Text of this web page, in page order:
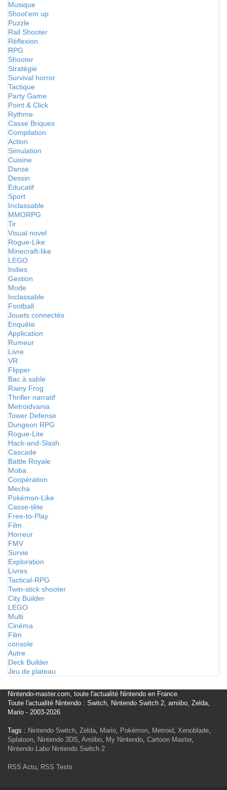
Musique
Shoot'em up
Puzzle
Rail Shooter
Réflexion
RPG
Shooter
Stratégie
Survival horror
Tactique
Party Game
Point & Click
Rythme
Casse Briques
Compilation
Action
Simulation
Cuisine
Danse
Dessin
Educatif
Sport
Inclassable
MMORPG
Tir
Visual novel
Rogue-Like
Minecraft-like
LEGO
Indies
Gestion
Mode
Inclassable
Football
Jouets connectés
Enquête
Application
Rumeur
Livre
VR
Flipper
Bac à sable
Rainy Frog
Thriller narratif
Metroidvania
Tower Defense
Dungeon RPG
Rogue-Lite
Hack-and-Slash
Cascade
Battle Royale
Moba
Coopération
Mecha
Pokémon-Like
Casse-tête
Free-to-Play
Film
Horreur
FMV
Survie
Exploration
Livres
Tactical-RPG
Twin-stick shooter
City Builder
LEGO
Multi
Cinéma
Film
console
Autre
Deck Builder
Jeu de plateau
Nintendo-master.com, toute l'actualité Nintendo en France
Toute l'actualité Nintendo : Switch, Nintendo Switch 2, amiibo, Zelda,
Mario - 2003-2026
Tags : Nintendo Switch, Zelda, Mario, Pokémon, Metroid, Xenoblade,
Splatoon, Nintendo 3DS, Amiibo, My Nintendo, Cartoon Master,
Nintendo Labo Nintendo Switch 2
RSS Actu, RSS Tests